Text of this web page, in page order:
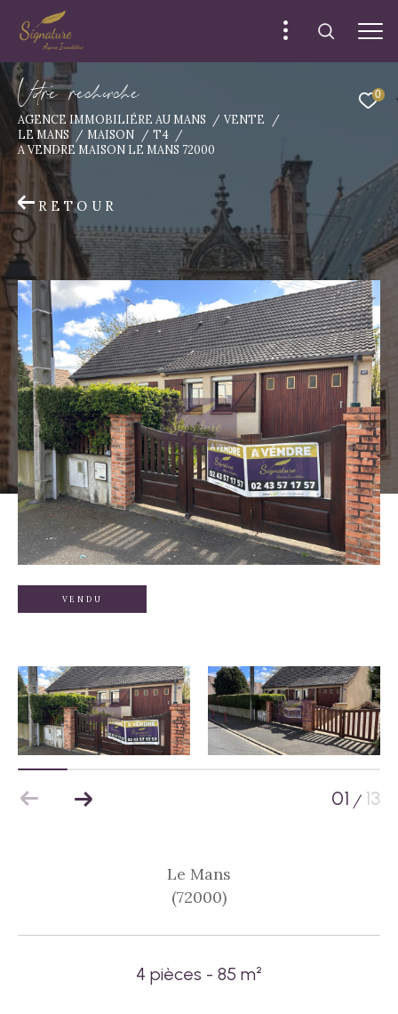
0
Vore recece
AGENCE IMMOBILIÉRE AU MANS
VENTE
LE MANS
MAISON
T4
A VENDRE MAISON LE MANS 72000
RETOUR
VENDU
01 / 13
Le Mans
(72000)
4 pièces - 85 m²